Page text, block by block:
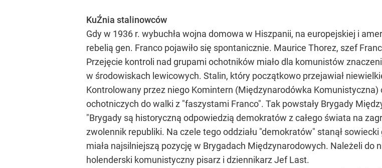
KuŹnia stalinowców
Gdy w 1936 r. wybuchła wojna domowa w Hiszpanii, na europejskiej i
rebelią gen. Franco pojawiło się spontanicznie. Maurice Thorez, szef
Przejęcie kontroli nad grupami ochotników miało dla komunistów
w środowiskach lewicowych. Stalin, który początkowo przejawiał
Kontrolowany przez niego Komintern (Międzynarodówka Komunistyczna)
ochotniczych do walki z "faszystami Franco". Tak powstały Brygady
"Brygady są historyczną odpowiedzią demokratów z całego świata na
zwolennik republiki. Na czele tego oddziału "demokratów" stanął
miała najsilniejszą pozycję w Brygadach Międzynarodowych. Należeli do
holenderski komunistyczny pisarz i dziennikarz Jef Last.